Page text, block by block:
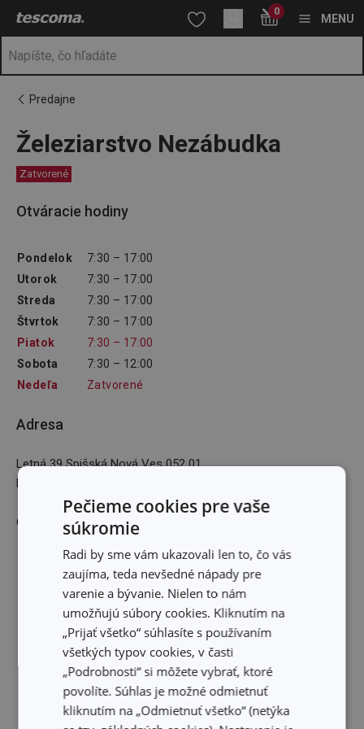
Nachádzate sa na stránke Železiarstvo Nezábudka
Prejsť na hlavný obsah
Prejsť na vyhľadávanie
Prejsť na navigáciu 0
MENU
Predajne
Železiarstvo Nezábudka
Zatvorené
Otváracie hodiny
Pondelok
7:30 – 17:00
Utorok
7:30 – 17:00
Streda
7:30 – 17:00
Štvrtok
7:30 – 17:00
Piatok
7:30 – 17:00
Sobota
7:30 – 12:00
Nedeľa
Zatvorené
Adresa
Letná 39 Spišská Nová Ves 052 01
E-mailová adresa
GPS: 48,9448693N 20,5664107E
Pečieme cookies pre vaše
súkromie
Radi by sme vám ukazovali len to, čo vás
zaujíma, teda nevšedné nápady pre
varenie a bývanie. Nielen to nám
umožňujú súbory cookies. Kliknutím na
„Prijať všetko“ súhlasíte s používaním
všetkých typov cookies, v časti
„Podrobnosti“ si môžete vybrať, ktoré
povolíte. Súhlas je možné odmietnuť
kliknutím na „Odmietnuť všetko“ (netýka